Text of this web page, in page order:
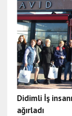
Didimli İş
ağırladı